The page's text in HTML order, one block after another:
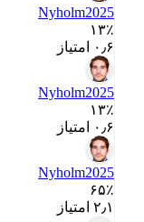
Nyholm2025
۱۳٪
۰٫۶ امتیاز
Nyholm2025
۱۳٪
۰٫۶ امتیاز
Nyholm2025
۶۵٪
۲٫۱ امتیاز